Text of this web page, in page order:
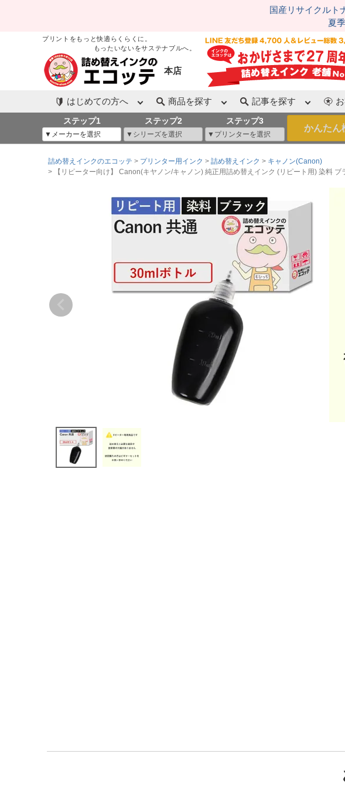
国産リサイクルト
夏
プリントをもっと快適らくらくに。
もったいないをサステナブルへ。
本店
はじめての方へ 商品を探す 記事を探す
ステップ1 ステップ2 ステップ3
詰め替えインクのエコッテ プリンター用インク 詰め替えインク
キャノン(Canon)
【リピーター向け】 Canon(キヤノン/キャノン) 純正用詰め替えインク (リピート用) 染料